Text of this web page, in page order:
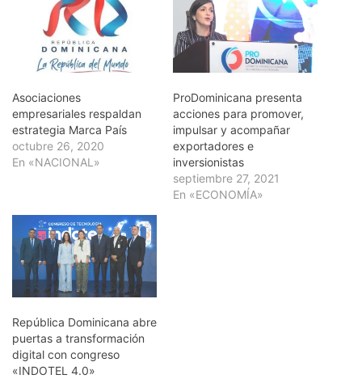
Asociaciones
empresariales respaldan
estrategia Marca País
octubre 26, 2020
En «NACIONAL»
ProDominicana presenta
acciones para promover,
impulsar y acompañar
exportadores e
inversionistas
septiembre 27, 2021
En «ECONOMÍA»
República Dominicana abre
puertas a transformación
digital con congreso
«INDOTEL 4.0»